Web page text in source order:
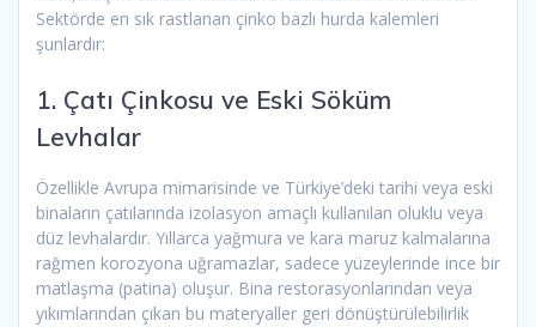
Sektörde en sık rastlanan çinko bazlı hurda kalemleri
şunlardır:
1. Çatı Çinkosu ve Eski Söküm
Levhalar
Özellikle Avrupa mimarisinde ve Türkiye’deki tarihi veya eski
binaların çatılarında izolasyon amaçlı kullanılan oluklu veya
düz levhalardır. Yıllarca yağmura ve kara maruz kalmalarına
rağmen korozyona uğramazlar, sadece yüzeylerinde ince bir
matlaşma (patina) oluşur. Bina restorasyonlarından veya
yıkımlarından çıkan bu materyaller geri dönüştürülebilirlik